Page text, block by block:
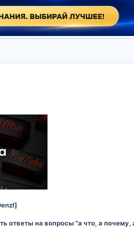
ответы на вопросы "а что, а почему,